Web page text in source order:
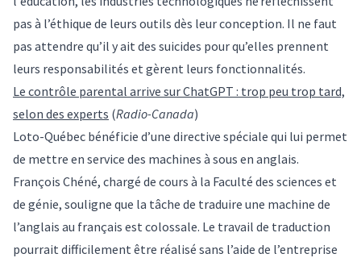
pas à l’éthique de leurs outils dès leur conception. Il ne faut
pas attendre qu’il y ait des suicides pour qu’elles prennent
leurs responsabilités et gèrent leurs fonctionnalités.
Le contrôle parental arrive sur ChatGPT : trop peu trop tard,
selon des experts (Radio-Canada)
Loto-Québec bénéficie d’une directive spéciale qui lui permet
de mettre en service des machines à sous en anglais.
François Chéné, chargé de cours à la Faculté des sciences et
de génie, souligne que la tâche de traduire une machine de
l’anglais au français est colossale. Le travail de traduction
pourrait difficilement être réalisé sans l’aide de l’entreprise